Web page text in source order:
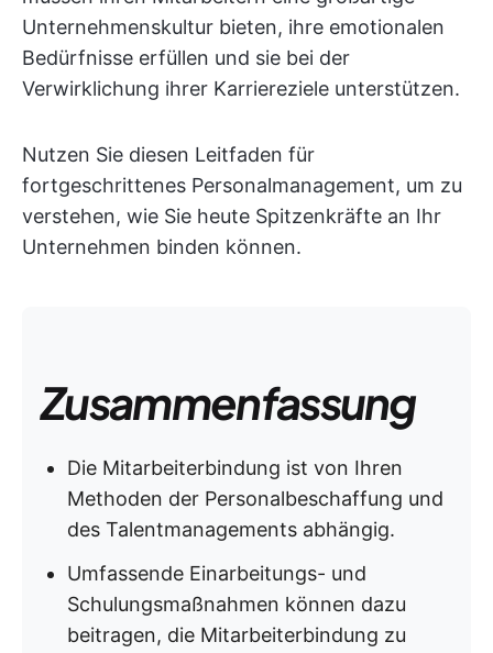
Unternehmenskultur bieten, ihre emotionalen
Bedürfnisse erfüllen und sie bei der
Verwirklichung ihrer Karriereziele unterstützen.
Nutzen Sie diesen Leitfaden für
fortgeschrittenes Personalmanagement, um zu
verstehen, wie Sie heute Spitzenkräfte an Ihr
Unternehmen binden können.
Zusammenfassung
Die Mitarbeiterbindung ist von Ihren
Methoden der Personalbeschaffung und
des Talentmanagements abhängig.
Umfassende Einarbeitungs- und
Schulungsmaßnahmen können dazu
beitragen, die Mitarbeiterbindung zu